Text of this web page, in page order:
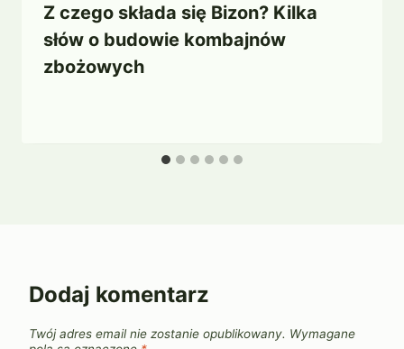
Z czego składa się Bizon? Kilka
słów o budowie kombajnów
zbożowych
Dodaj komentarz
Twój adres email nie zostanie opublikowany. Wymagane